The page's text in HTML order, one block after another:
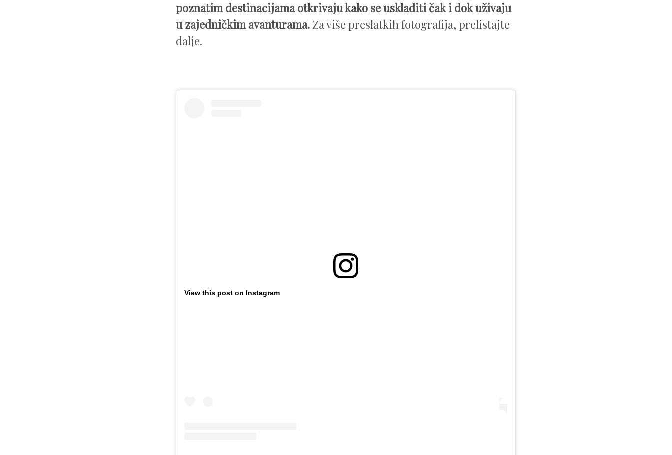
poznatim destinacijama otkrivaju kako se uskladiti čak i dok uživaju
u zajedničkim avanturama. Za više preslatkih fotografija, prelistajte
dalje.
View this post on Instagram